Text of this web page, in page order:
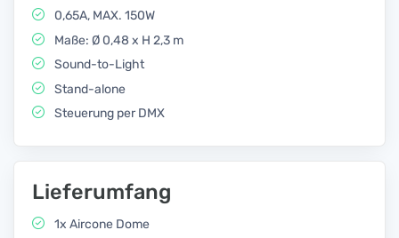
0,65A, MAX. 150W
Maße: Ø 0,48 x H 2,3 m
Sound-to-Light
Stand-alone
Steuerung per DMX
Lieferumfang
1x Aircone Dome